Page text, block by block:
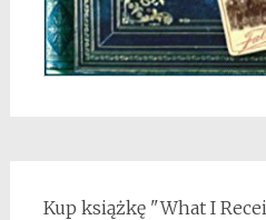
Kup książkę "What I